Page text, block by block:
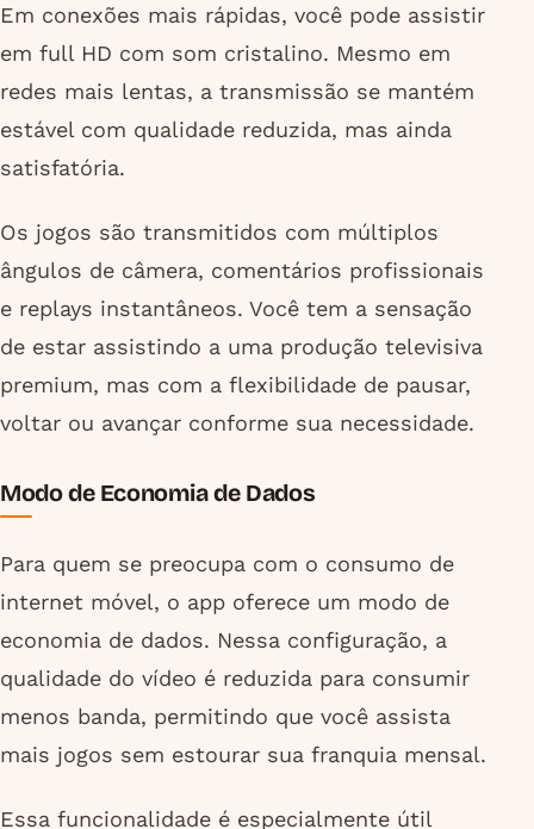
Em conexões mais rápidas, você pode assistir
em full HD com som cristalino. Mesmo em
redes mais lentas, a transmissão se mantém
estável com qualidade reduzida, mas ainda
satisfatória.
Os jogos são transmitidos com múltiplos
ângulos de câmera, comentários profissionais
e replays instantâneos. Você tem a sensação
de estar assistindo a uma produção televisiva
premium, mas com a flexibilidade de pausar,
voltar ou avançar conforme sua necessidade.
Modo de Economia de Dados
Para quem se preocupa com o consumo de
internet móvel, o app oferece um modo de
economia de dados. Nessa configuração, a
qualidade do vídeo é reduzida para consumir
menos banda, permitindo que você assista
mais jogos sem estourar sua franquia mensal.
Essa funcionalidade é especialmente útil